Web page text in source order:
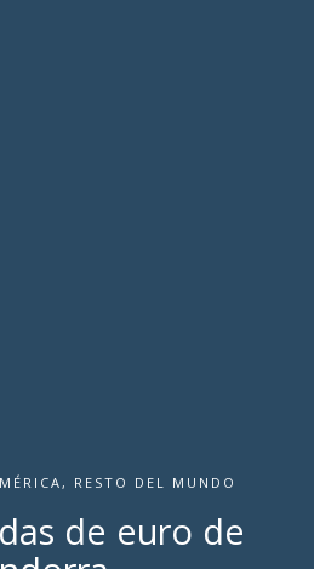
RESTO DEL MUNDO
de euro de